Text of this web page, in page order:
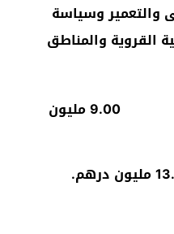
والتعمير وسياسة
القروية والمناطق
9.00 مليون